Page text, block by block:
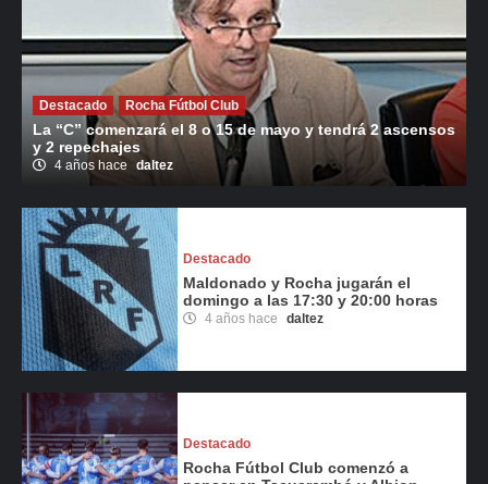
Destacado Rocha Fútbol Club
La “C” comenzará el 8 o 15 de mayo y tendrá 2 ascensos
y 2 repechajes
4 años hace daltez
Destacado
Maldonado y Rocha jugarán el
domingo a las 17:30 y 20:00 horas
4 años hace daltez
Destacado
Rocha Fútbol Club comenzó a